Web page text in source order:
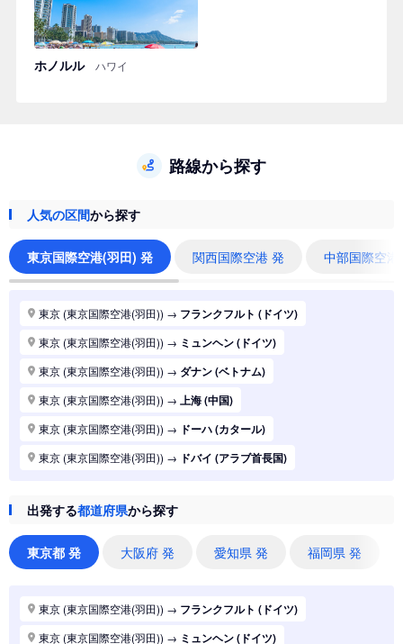
ホノルル ハワイ
路線から探す
人気の区間から探す
東京国際空港(羽田) 発 関西国際空港 発 中部国際空
東京 (東京国際空港(羽田)) → フランクフルト (ドイツ)
東京 (東京国際空港(羽田)) → ミュンヘン (ドイツ)
東京 (東京国際空港(羽田)) → ダナン (ベトナム)
東京 (東京国際空港(羽田)) → 上海 (中国)
東京 (東京国際空港(羽田)) → ドーハ (カタール)
東京 (東京国際空港(羽田)) → ドバイ (アラブ首長国)
東京 (東京国際空港(羽田))→
東京 (東京国際空港(羽田)) シドニー (オーストラリア)
東京 (東京国際空港(羽田))
東京 (東京国際空港(羽田)) パリ (フランス)
東京 (東京国際空港(羽田)) ハノイ (ベトナム)
出発する都道府県から探す
東京都 発 大阪府 発 愛知県 発 福岡県 発
東京 (東京国際空港(羽田)) → フランクフルト (ドイツ)
東京 (東京国際空港(羽田)) → ミュンヘン (ドイツ)